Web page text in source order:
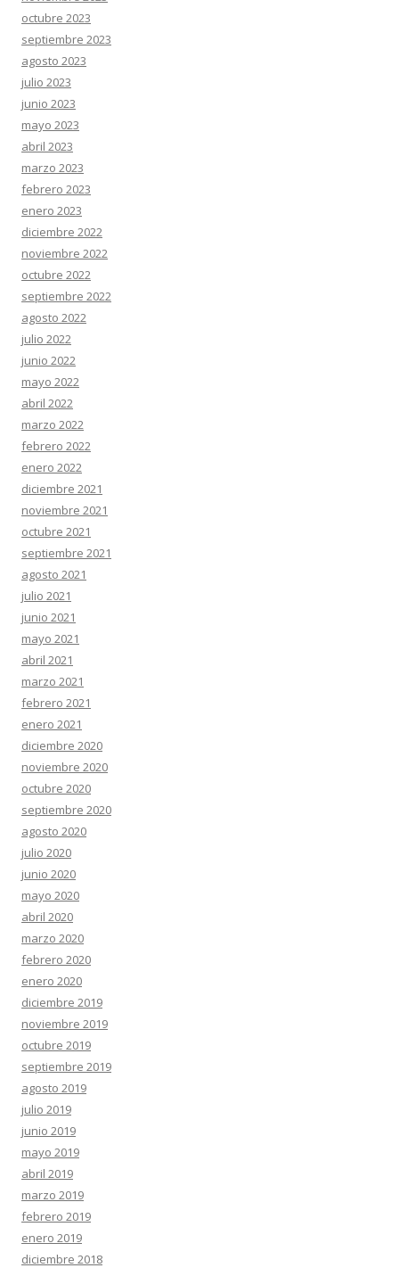
octubre 2023
septiembre 2023
agosto 2023
julio 2023
junio 2023
mayo 2023
abril 2023
marzo 2023
febrero 2023
enero 2023
diciembre 2022
noviembre 2022
octubre 2022
septiembre 2022
agosto 2022
julio 2022
junio 2022
mayo 2022
abril 2022
marzo 2022
febrero 2022
enero 2022
diciembre 2021
noviembre 2021
octubre 2021
septiembre 2021
agosto 2021
julio 2021
junio 2021
mayo 2021
abril 2021
marzo 2021
febrero 2021
enero 2021
diciembre 2020
noviembre 2020
octubre 2020
septiembre 2020
agosto 2020
julio 2020
junio 2020
mayo 2020
abril 2020
marzo 2020
febrero 2020
enero 2020
diciembre 2019
noviembre 2019
octubre 2019
septiembre 2019
agosto 2019
julio 2019
junio 2019
mayo 2019
abril 2019
marzo 2019
febrero 2019
enero 2019
diciembre 2018